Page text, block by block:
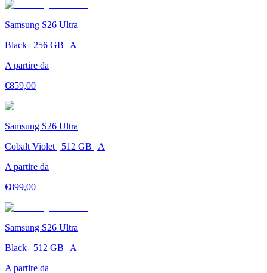
Samsung S26 Ultra
Black | 256 GB | A
A partire da
€859,00
Samsung S26 Ultra
Cobalt Violet | 512 GB | A
A partire da
€899,00
Samsung S26 Ultra
Black | 512 GB | A
A partire da